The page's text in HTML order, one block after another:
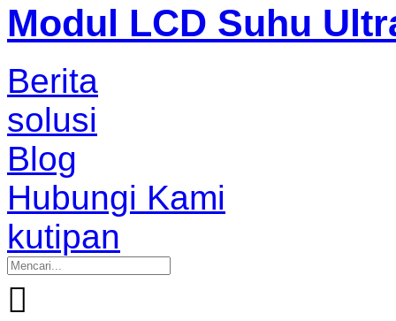
Modul LCD Suhu
Berita
solusi
Blog
Hubungi Kami
kutipan
